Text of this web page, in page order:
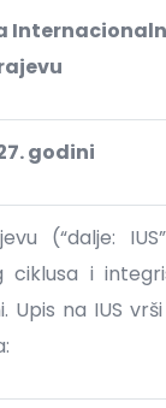
godini
(“dalje:
i
Upis na IUS